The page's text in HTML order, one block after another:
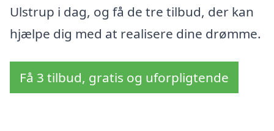
Ulstrup i dag, og få de tre tilbud, der kan
hjælpe dig med at realisere dine drømme.
Få 3 tilbud, gratis og uforpligtende